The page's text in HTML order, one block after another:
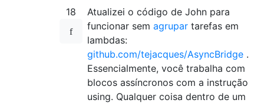
synch
SynchronizationContext.
        T ret
= default(T);
        synch
.
{
try
{
                ret
await task
();
18
Atualizei o código de John para
funcionar sem agrupar tarefas em
lambdas:
github.com/tejacques/AsyncBridge .
Essencialmente, você trabalha com
blocos assíncronos com a instrução
using. Qualquer coisa dentro de um